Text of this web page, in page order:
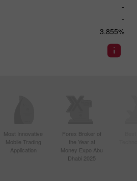
-
-
3.855%
Most Innovative
Mobile Trading
Application
Forex Broker of
the Year at
Money Expo Abu
Dhabi 2025